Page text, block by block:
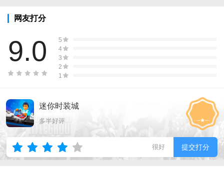
网友打分
9.0
5
4
3
2
1
迷你时装城
多半好评
很好 提交打分